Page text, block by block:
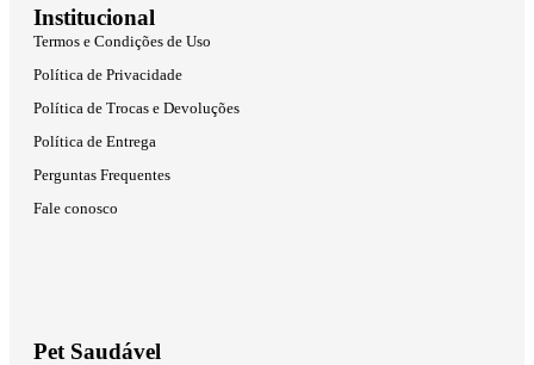
Institucional
Termos e Condições de Uso
Política de Privacidade
Política de Trocas e Devoluções
Política de Entrega
Perguntas Frequentes
Fale conosco
Pet Saudável